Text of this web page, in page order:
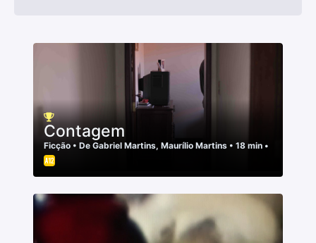
Contagem
Ficção • De Gabriel Martins, Maurílio Martins • 18 min •